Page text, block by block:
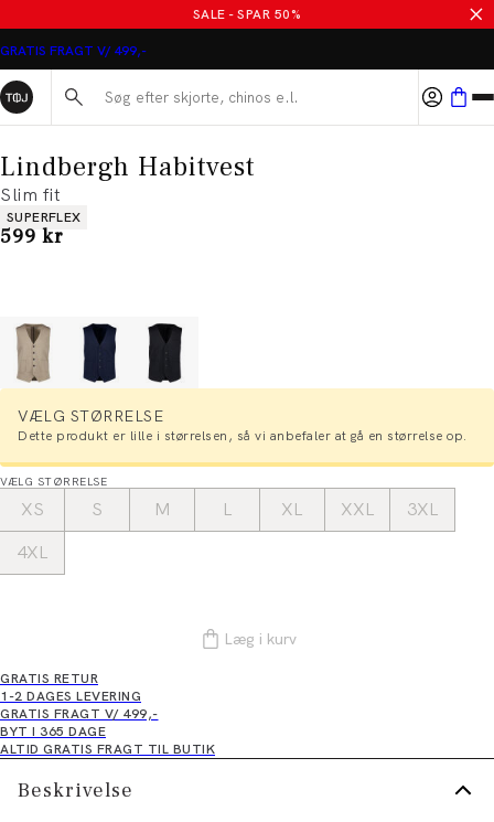
SALE - SPAR 50%
GRATIS FRAGT V/ 499,-
Søg her...
Lindbergh Habitvest
Slim fit
Produkt egenskaber
SUPERFLEX
I alt (inkl. rabat)
599 kr
VÆLG STØRRELSE
Dette produkt er lille i størrelsen, så vi anbefaler at gå en størrelse op.
VÆLG STØRRELSE
XS S M L XL XXL
3XL
4XL
Læg i kurv
GRATIS RETUR
1-2 DAGES LEVERING
GRATIS FRAGT V/ 499,-
BYT I 365 DAGE
ALTID GRATIS FRAGT TIL BUTIK
Beskrivelse